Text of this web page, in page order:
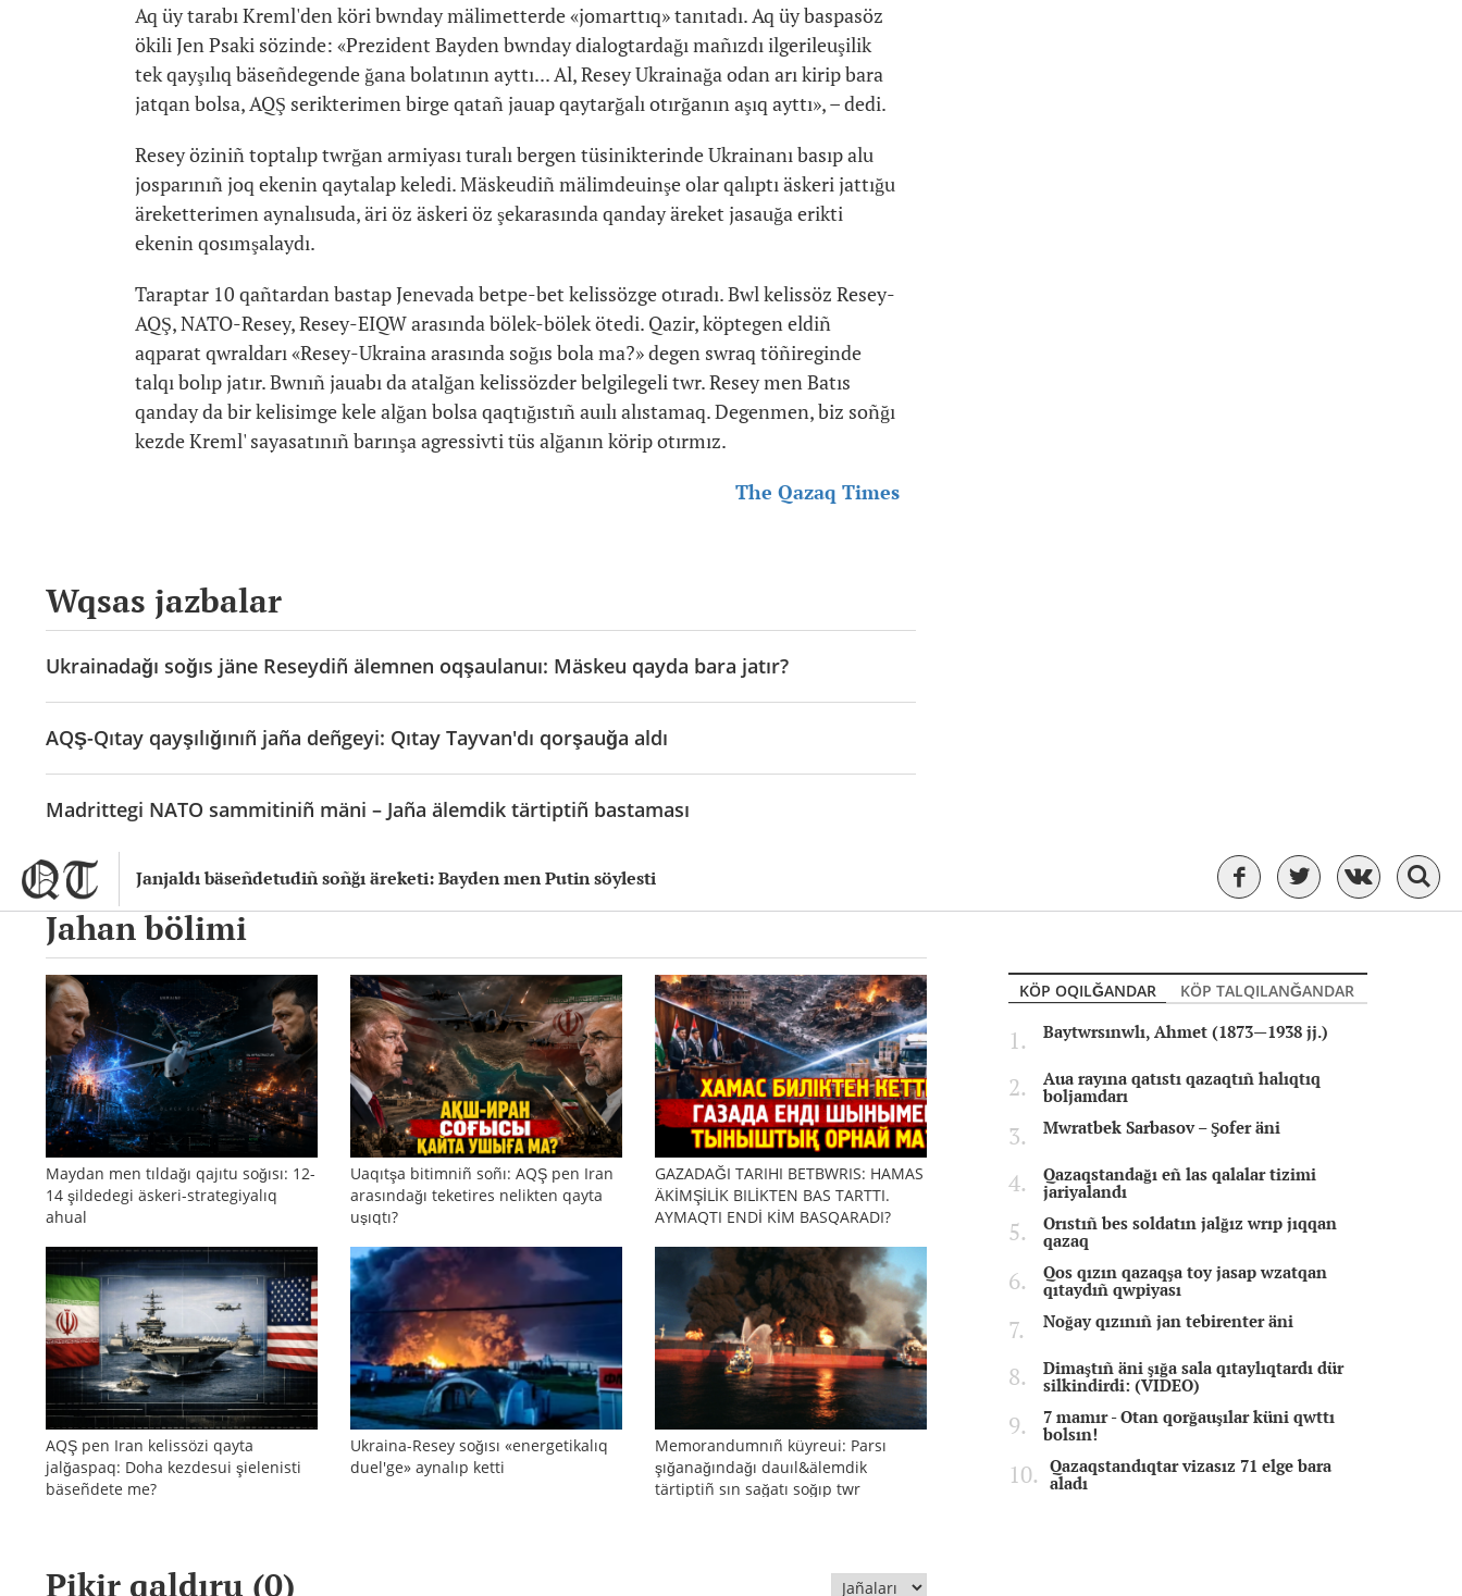
Janjaldı bäseñdetudiñ soñğı äreketi: Bayden men Putin söylesti
Aq üy tarabı Kreml'den köri bwnday mälimetterde «jomarttıq» tanıtadı. Aq üy baspasöz
ökili Jen Psaki sözinde: «Prezident Bayden bwnday dialogtardağı mañızdı ilgerileuşilik
tek qayşılıq bäseñdegende ğana bolatının ayttı... Al, Resey Ukrainağa odan arı kirip bara
jatqan bolsa, AQŞ serikterimen birge qatañ jauap qaytarğalı otırğanın aşıq ayttı», – dedi.
Resey öziniñ toptalıp twrğan armiyası turalı bergen tüsinikterinde Ukrainanı basıp alu
josparınıñ joq ekenin qaytalap keledi. Mäskeudiñ mälimdeuinşe olar qalıptı äskeri jattığu
äreketterimen aynalısuda, äri öz äskeri öz şekarasında qanday äreket jasauğa erikti
ekenin qosımşalaydı.
Taraptar 10 qañtardan bastap Jenevada betpe-bet kelissözge otıradı. Bwl kelissöz Resey-
AQŞ, NATO-Resey, Resey-EIQW arasında bölek-bölek ötedi. Qazir, köptegen eldiñ
aqparat qwraldarı «Resey-Ukraina arasında soğıs bola ma?» degen swraq töñireginde
talqı bolıp jatır. Bwnıñ jauabı da atalğan kelissözder belgilegeli twr. Resey men Batıs
qanday da bir kelisimge kele alğan bolsa qaqtığıstıñ auılı alıstamaq. Degenmen, biz soñğı
kezde Kreml' sayasatınıñ barınşa agressivti tüs alğanın körip otırmız.
The Qazaq Times
Wqsas jazbalar
Ukrainadağı soğıs jäne Reseydiñ älemnen oqşaulanuı: Mäskeu qayda bara jatır?
AQŞ-Qıtay qayşılığınıñ jaña deñgeyi: Qıtay Tayvan'dı qorşauğa aldı
Madrittegi NATO sammitiniñ mäni – Jaña älemdik tärtiptiñ bastaması
Jahan bölimi
Maydan men tıldağı qajıtu soğısı: 12-
14 şildedegi äskeri-strategiyalıq
ahual
Uaqıtşa bitimniñ soñı: AQŞ pen Iran
arasındağı teketires nelikten qayta
uşıqtı?
GAZADAĞI TARIHI BETBWRIS: HAMAS
ÄKİMŞİLİK BILİKTEN BAS TARTTI.
AYMAQTI ENDİ KİM BASQARADI?
AQŞ pen Iran kelissözi qayta
jalğaspaq: Doha kezdesui şielenisti
bäseñdete me?
Ukraina-Resey soğısı «energetikalıq
duel'ge» aynalıp ketti
Memorandumnıñ küyreui: Parsı
şığanağındağı dauıl&älemdik
tärtiptiñ sın sağatı soğıp twr
Pikir qaldıru (0)
KÖP OQILĞANDAR
KÖP TALQILANĞANDAR
Baytwrsınwlı, Ahmet (1873—1938 jj.)
Aua rayına qatıstı qazaqtıñ halıqtıq
boljamdarı
Mwratbek Sarbasov – Şofer äni
Qazaqstandağı eñ las qalalar tizimi
jariyalandı
Orıstıñ bes soldatın jalğız wrıp jıqqan
qazaq
Qos qızın qazaqşa toy jasap wzatqan
qıtaydıñ qwpiyası
Noğay qızınıñ jan tebirenter äni
Dimaştıñ äni şığa sala qıtaylıqtardı dür
silkindirdi: (VIDEO)
7 mamır - Otan qorğauşılar küni qwttı
bolsın!
Qazaqstandıqtar vizasız 71 elge bara
aladı